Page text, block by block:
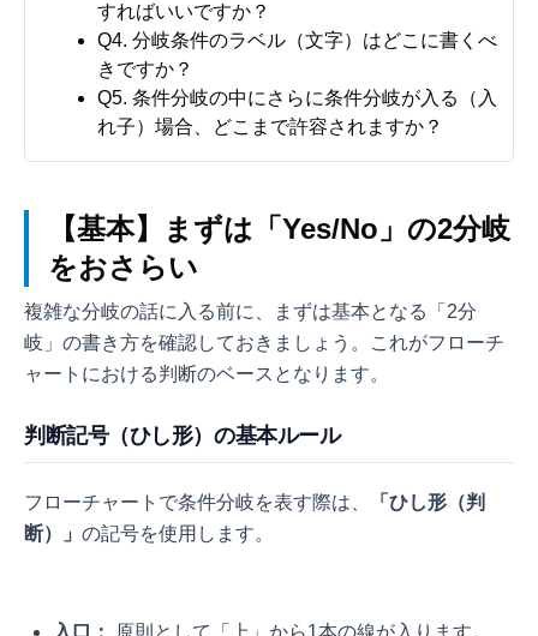
すればいいですか？
Q4. 分岐条件のラベル（文字）はどこに書くべ
きですか？
Q5. 条件分岐の中にさらに条件分岐が入る（入
れ子）場合、どこまで許容されますか？
【基本】まずは「Yes/No」の2分岐
をおさらい
複雑な分岐の話に入る前に、まずは基本となる「2分
岐」の書き方を確認しておきましょう。これがフローチ
ャートにおける判断のベースとなります。
判断記号（ひし形）の基本ルール
フローチャートで条件分岐を表す際は、
「ひし形（判
断）」 の記号を使用します。